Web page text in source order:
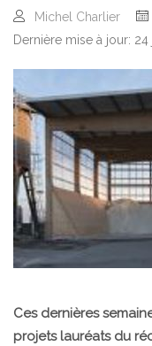
Michel Charlier
Dernière mise à jour:
Ces dernières
projets lauréats du